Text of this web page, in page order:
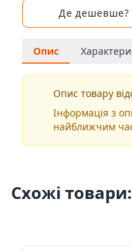
Де дешевше?
Опис
Опис товару
Інформація з
найближчим
Схожі товари: